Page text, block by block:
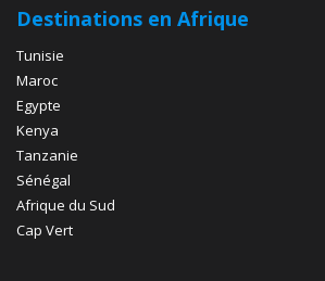
Destinations en Afrique
Tunisie
Maroc
Egypte
Kenya
Tanzanie
Sénégal
Afrique du Sud
Cap Vert